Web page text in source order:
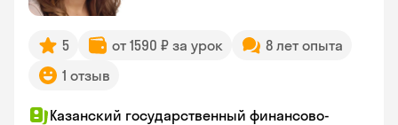
5 от 1590 ₽ за урок
8 лет опыта
1 отзыв
Казанский государственный финансово-